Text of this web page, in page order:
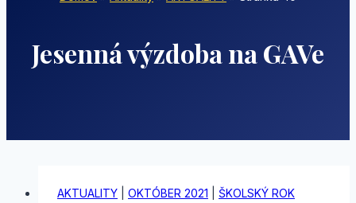
Jesenná výzdoba na GAVe
AKTUALITY OKTÓBER 2021
ŠKOLSKÝ ROK